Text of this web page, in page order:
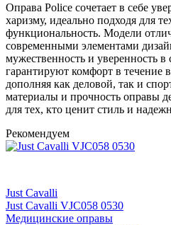
Оправа Police сочетает в себе
харизму, идеально подходя для
функциональность. Модели
современными элементами
мужественность и уверенность
гарантируют комфорт в течение
дополняя как деловой, так и
материалы и прочность оправы
для тех, кто ценит стиль и
Рекомендуем
Just Cavalli
Just Cavalli VJC058 0530
Медицинские оправы